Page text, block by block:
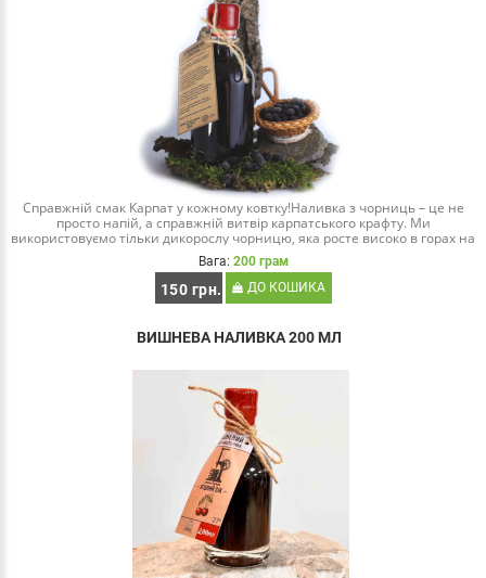
Справжній смак Карпат у кожному ковтку!Наливка з чорниць – це не
просто напій, а справжній витвір карпатського крафту. Ми
використовуємо тільки дикорослу чорницю, яка росте високо в горах на
екологічно чистих схилах Карп..
Вага: 200 грам
150 грн. ДО КОШИКА
ВИШНЕВА НАЛИВКА 200 МЛ